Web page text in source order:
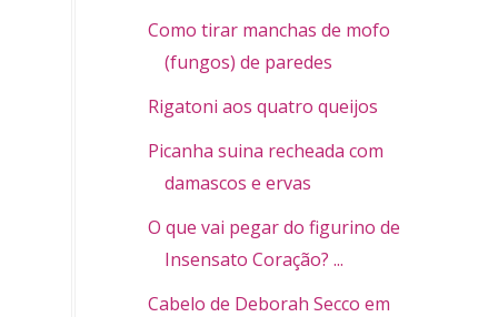
Como tirar manchas de mofo
(fungos) de paredes
Rigatoni aos quatro queijos
Picanha suina recheada com
damascos e ervas
O que vai pegar do figurino de
Insensato Coração? ...
Cabelo de Deborah Secco em